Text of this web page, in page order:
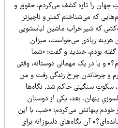
را تازه کشف می‌کردم. حقوق و
می‌شناختم کمتر و ناچیزتر
شیر خراب ماشین لباسشویی
زیادی می‌خواست، میزان
بودم، خندید و گفت: «شما
در یک مهمانی دوستانه، وقتی
چرخ زندگی رفت و من
سنگینی حاکم شد. نگاه‌ها
بعد، یکی از دوستان
پنهانش می‌کردم: «خب، با این
آن نگاه‌های دلسوزانه برای